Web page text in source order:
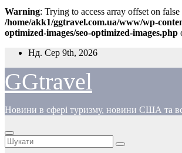
Warning: Trying to access array offset on false
/home/akk1/ggtravel.com.ua/www/wp-
optimized-images/seo-optimized-images.php
Перейти
вмісту
Нд. Сер 9th, 2026
GGtravel
Новини в сфері туризму, новини США та